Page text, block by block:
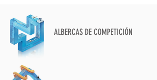
ALBERCAS DE COMPETICIÓN